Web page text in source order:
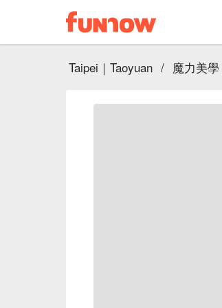
Taipei｜Taoyuan / 魔力美